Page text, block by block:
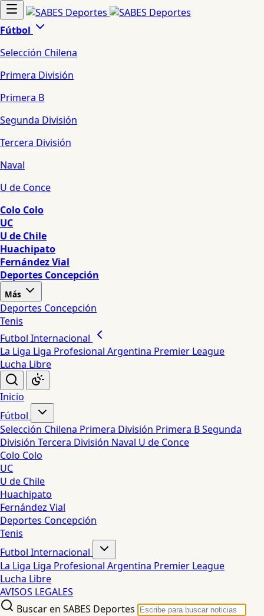
Fútbol
Selección Chilena
Primera División
Primera B
Segunda División
Tercera División
Naval
U de Conce
Colo Colo
UC
U de Chile
Huachipato
Fernández Vial
Deportes Concepción
Más
Deportes Concepción
Tenis
Futbol Internacional
La Liga Liga Profesional Argentina Premier League
Lucha Libre
Inicio
Fútbol
Selección Chilena Primera División Primera BSegunda
División Tercera División Naval U de Conce
Colo Colo
UC
U de Chile
Huachipato
Fernández Vial
Deportes Concepción
Tenis
Futbol Internacional
La Liga Liga Profesional Argentina Premier League
Lucha Libre
AVISOS LEGALES
Buscar en SABES Deportes